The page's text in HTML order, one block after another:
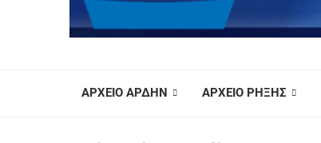
ΑΡΧΕΙΟ ΑΡΔΗΝ ΑΡΧΕΙΟ ΡΗΞΗΣ